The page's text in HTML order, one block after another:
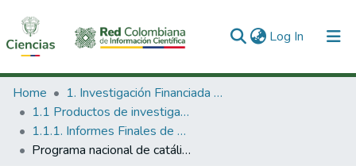
Log In (current)
Communities & Collections
All of DSpace
Statistics
Home
1. Investigación Financiada con Recursos Públicos
1.1 Productos de investigación
1.1.1. Informes Finales de Proyectos de Investigación
Programa nacional de catálisis heterogenea II